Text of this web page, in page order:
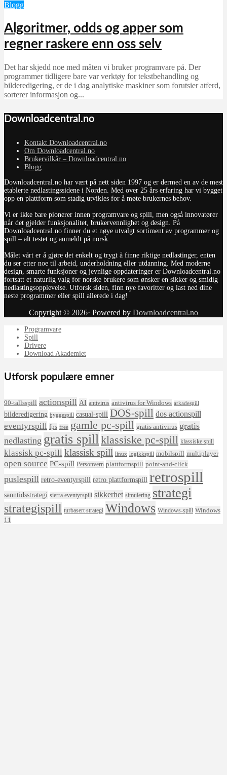
Blogg
Algoritmer, odds og apper som
regner raskere enn oss selv
Det har skjedd noe med måten vi bruker programvare på. Der
programmer tidligere bare var verktøy for tekstbehandling og
bilderedigering, er de i dag analytiske maskiner som forutsier atferd,
sorterer informasjon og...
Downloadcentral.no
Kontakt Downloadcentral.no
Om Downloadcentral.no
Brukervilkår – Downloadcentral.no
Blogg
Downloadcentral.no har vært på nett siden 1997 og er dermed en av de mest
etablerte nedlastingssidene i Norden. Med over 25 års erfaring har vi bygget
opp en plattform som stadig utvikles for å møte brukernes behov.
Vi er ikke bare pionerer innen programvare og spill, men også innovatører
når det gjelder funksjonalitet, brukervennlighet og design. På
Downloadcentral.no finner du et nøye utvalgt sortiment av programmer og
spill – alt testet og anmeldt på norsk.
Målet vårt er å gjøre det enkelt og trygt å finne riktige nedlastinger, enten
du ser etter noe til arbeid, underholdning eller utdanning. Med moderne
design, smarte funksjoner og jevnlige oppdateringer er Downloadcentral.no
fortsatt et naturlig valg for norske brukere som ønsker en sikker og smidig
nedlastingsopplevelse. Utforsk siden, finn nye favoritter og last ned dine
neste programmer eller spill allerede i dag!
Copyright © 2026· Powered by Downloadcentral.no
Programvare
Spill
Drivere
Download Akademiet
Utforsk populære emner
90-tallsspill actionspill AI antivirus antivirus for Windows arkadespill
bilderedigering byggespill casual-spill DOS-spill dos actionspill
eventyrspill fps free gamle pc-spill gratis antivirus gratis
nedlasting gratis spillklassiske pc-spill klassiske spill
klassisk pc-spill klassisk spill linux logikkspill mobilspill multiplayer
open source PC-spill Personvern plattformspill point-and-click
puslespill retro-eventyrspill retro plattformspill retrospill
sanntidsstrategi sierra eventyrspill sikkerhet simulering strategi
strategispill turbasert strategi Windows Windows-spill Windows
11